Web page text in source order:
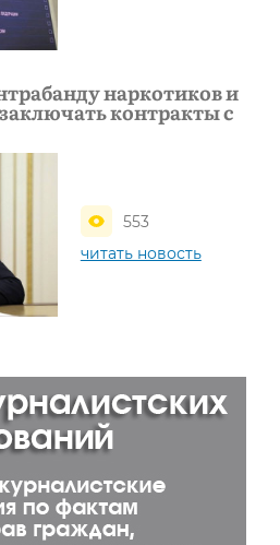
наркотиков и
контракты с
553
читать новость